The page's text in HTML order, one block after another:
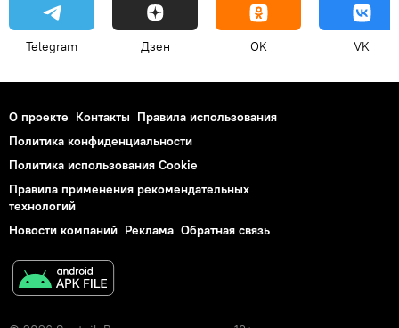
Telegram Дзен OK VK
О проекте Контакты Правила использования
Политика конфиденциальности
Политика использования Cookie
Правила применения рекомендательных
технологий
Новости компаний Реклама Обратная связь